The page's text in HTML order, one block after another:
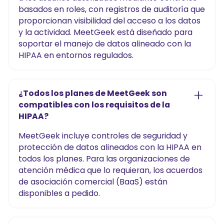
basados en roles, con registros de auditoría que
proporcionan visibilidad del acceso a los datos
y la actividad. MeetGeek está diseñado para
soportar el manejo de datos alineado con la
HIPAA en entornos regulados.
¿Todos los planes de MeetGeek son
compatibles con los requisitos de la
HIPAA?
MeetGeek incluye controles de seguridad y
protección de datos alineados con la HIPAA en
todos los planes. Para las organizaciones de
atención médica que lo requieran, los acuerdos
de asociación comercial (BaaS) están
disponibles a pedido.